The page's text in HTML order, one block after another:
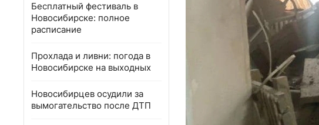
Бесплатный фестиваль в
Новосибирске: полное
расписание
Прохлада и ливни: погода в
Новосибирске на выходных
Новосибирцев осудили за
вымогательство после ДТП